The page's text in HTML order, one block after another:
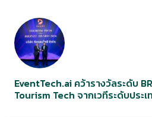
EventTech.ai คว้ารางวัลระดับ
Tourism Tech จากเวทีระดับประเ